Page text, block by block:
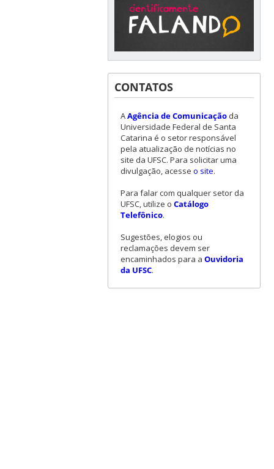
CONTATOS
AAgência de Comunicaçãoda
Universidade Federal de Santa
Catarina é o setor responsável
pela atualização de notícias no
site da UFSC. Para solicitar uma
divulgação, acesse o site.
Para falar com qualquer setor da
UFSC, utilize o Catálogo
Telefônico.
Sugestões, elogios ou
reclamações devem ser
encaminhados para a Ouvidoria
da UFSC.